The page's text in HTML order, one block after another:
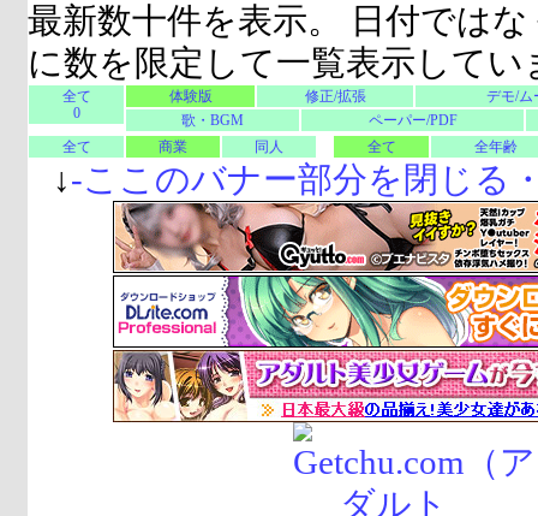
最新数十件を表示。 日付では
に数を限定して一覧表示してい
全て
0
体験版 修正/拡張
デモ/ム
歌・BGM
ペーパー/PDF
全て
商業 同人 全て 全年齢
↓-ここのバナー部分を閉じる